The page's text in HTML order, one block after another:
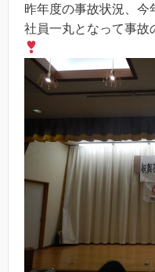
昨年度の事故状況、今
社員一丸となって事故